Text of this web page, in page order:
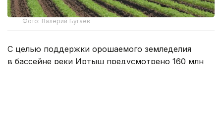
Фото: Валерий Бугаев
С целью поддержки орошаемого земледелия
в бассейне реки Иртыш предусмотрено 160 млн